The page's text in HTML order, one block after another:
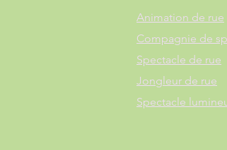
Animation de rue
Compagnie de
Spectacle de rue
Jongleur de rue
Spectacle